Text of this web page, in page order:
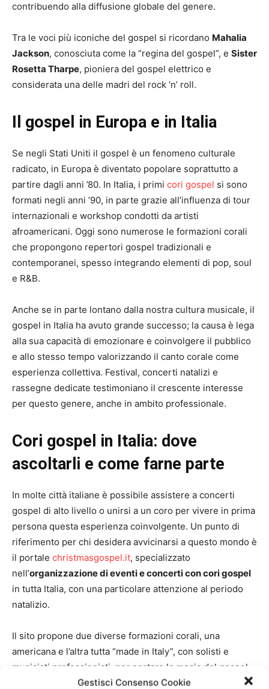
Gestisci Consenso Cookie
contribuendo alla diffusione globale del genere.
Tra le voci più iconiche del gospel si ricordano Mahalia
Jackson, conosciuta come la “regina del gospel”, e Sister
Rosetta Tharpe, pioniera del gospel elettrico e
considerata una delle madri del rock ‘n’ roll.
Il gospel in Europa e in Italia
Se negli Stati Uniti il gospel è un fenomeno culturale
radicato, in Europa è diventato popolare soprattutto a
partire dagli anni ’80. In Italia, i primi cori gospel si sono
formati negli anni ’90, in parte grazie all’influenza di tour
internazionali e workshop condotti da artisti
afroamericani. Oggi sono numerose le formazioni corali
che propongono repertori gospel tradizionali e
contemporanei, spesso integrando elementi di pop, soul
e R&B.
Anche se in parte lontano dalla nostra cultura musicale, il
gospel in Italia ha avuto grande successo; la causa è lega
alla sua capacità di emozionare e coinvolgere il pubblico
e allo stesso tempo valorizzando il canto corale come
esperienza collettiva. Festival, concerti natalizi e
rassegne dedicate testimoniano il crescente interesse
per questo genere, anche in ambito professionale.
Cori gospel in Italia: dove
ascoltarli e come farne parte
In molte città italiane è possibile assistere a concerti
gospel di alto livello o unirsi a un coro per vivere in prima
persona questa esperienza coinvolgente. Un punto di
riferimento per chi desidera avvicinarsi a questo mondo è
il portale christmasgospel.it, specializzato
nell’organizzazione di eventi e concerti con cori gospel
in tutta Italia, con una particolare attenzione al periodo
natalizio.
Il sito propone due diverse formazioni corali, una
americana e l’altra tutta “made in Italy”, con solisti e
musicisti professionisti, per portare la magia del gospel
ovunque: nelle piazze, nei teatri, nelle chiese e persino